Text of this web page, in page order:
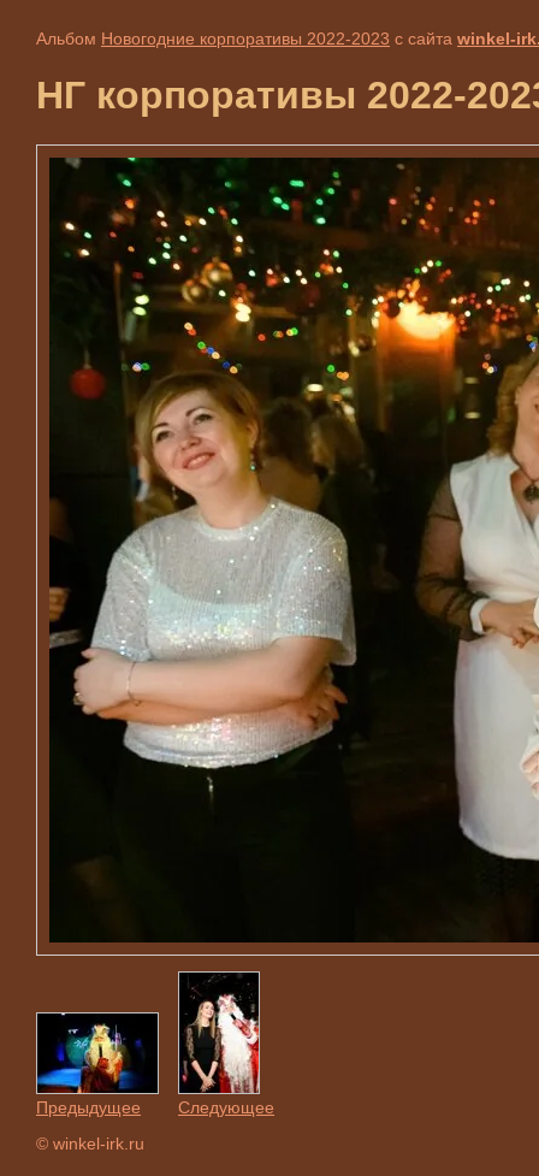
Альбом Новогодние корпоративы 2022-2023 с сайта winkel-
НГ корпоративы 2022-
Предыдущее
Следующее
© winkel-irk.ru